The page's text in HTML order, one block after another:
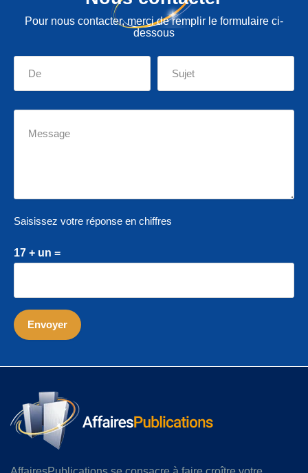
Pour nous contacter, merci de remplir le formulaire ci-
dessous
Saisissez votre réponse en chiffres
17 + un =